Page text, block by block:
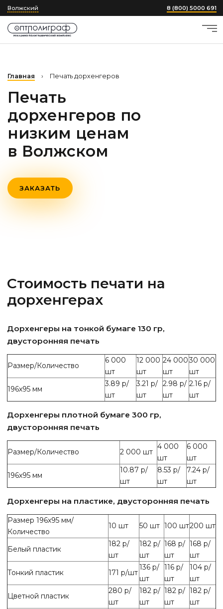
Волжский 8 (800) 5000 691
Главная › Печать дорхенгеров
Печать
дорхенгеров по
низким ценам
в Волжском
ЗАКАЗАТЬ
Стоимость печати на
дорхенгерах
Дорхенгеры на тонкой бумаге 130 гр,
двусторонняя печать
Размер/Количество
6 000
шт
12 000
шт
24 000
шт
30 000
шт
196х95 мм
3.89 р/
шт
3.21 р/
шт
2.98 р/
шт
2.16 р/
шт
Дорхенгеры плотной бумаге 300 гр,
двусторонняя печать
Размер/Количество 2 000 шт
4 000
шт
6 000
шт
196х95 мм
10.87 р/
шт
8.53 р/
шт
7.24 р/
шт
Дорхенгеры на пластике, двусторонняя печать
Размер 196х95 мм/
Количество
10 шт 50 шт 100 шт200 шт
Белый пластик
182 р/
шт
182 р/
шт
168 р/
шт
168 р/
шт
Тонкий пластик
171 р/шт
136 р/
шт
116 р/
шт
104 р/
шт
Цветной пластик
280 р/
шт
182 р/
шт
182 р/
шт
182 р/
шт